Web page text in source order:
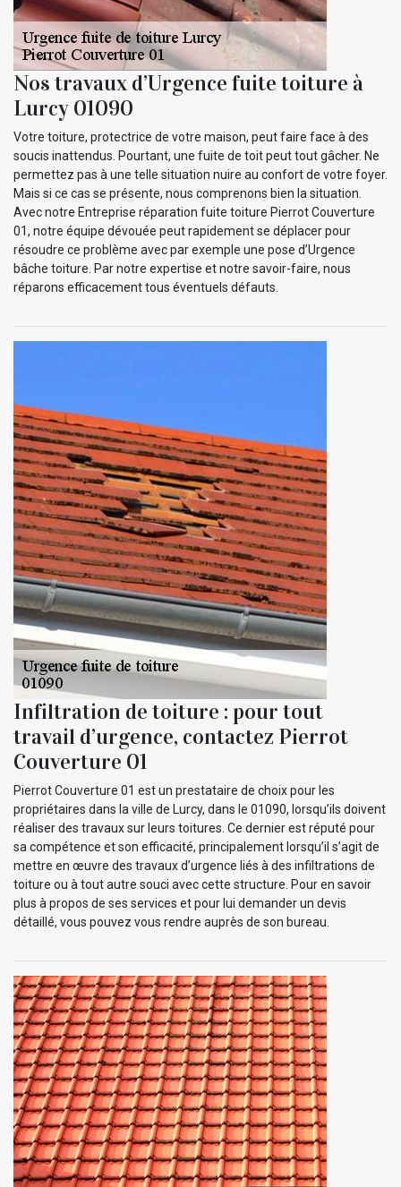
Nos travaux d’Urgence fuite toiture à
Lurcy 01090
Votre toiture, protectrice de votre maison, peut faire face à des
soucis inattendus. Pourtant, une fuite de toit peut tout gâcher. Ne
permettez pas à une telle situation nuire au confort de votre foyer.
Mais si ce cas se présente, nous comprenons bien la situation.
Avec notre Entreprise réparation fuite toiture Pierrot Couverture
01, notre équipe dévouée peut rapidement se déplacer pour
résoudre ce problème avec par exemple une pose d’Urgence
bâche toiture. Par notre expertise et notre savoir-faire, nous
réparons efficacement tous éventuels défauts.
Infiltration de toiture : pour tout
travail d’urgence, contactez Pierrot
Couverture 01
Pierrot Couverture 01 est un prestataire de choix pour les
propriétaires dans la ville de Lurcy, dans le 01090, lorsqu’ils doivent
réaliser des travaux sur leurs toitures. Ce dernier est réputé pour
sa compétence et son efficacité, principalement lorsqu’il s’agit de
mettre en œuvre des travaux d’urgence liés à des infiltrations de
toiture ou à tout autre souci avec cette structure. Pour en savoir
plus à propos de ses services et pour lui demander un devis
détaillé, vous pouvez vous rendre auprès de son bureau.